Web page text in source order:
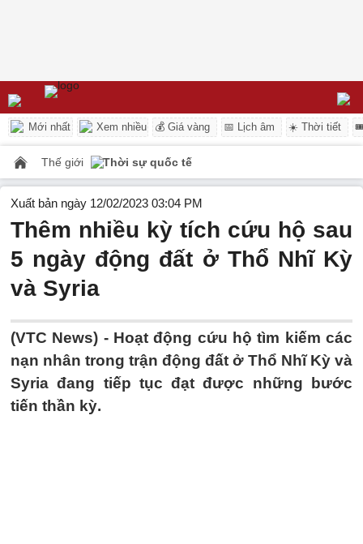
Mới nhất Xem nhiều 💰 Giá vàng 📅 Lịch âm ☀️ Thời tiết
Thế giới Thời sự quốc tế
Xuất bản ngày 12/02/2023 03:04 PM
Thêm nhiều kỳ tích cứu hộ sau
5 ngày động đất ở Thổ Nhĩ Kỳ
và Syria
(VTC News) - Hoạt động cứu hộ tìm kiếm các
nạn nhân trong trận động đất ở Thổ Nhĩ Kỳ và
Syria đang tiếp tục đạt được những bước
tiến thần kỳ.